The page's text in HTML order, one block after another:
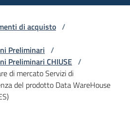
di acquisto /
Preliminari /
Preliminari CHIUSE /
di mercato Servizi di
del prodotto Data WareHouse